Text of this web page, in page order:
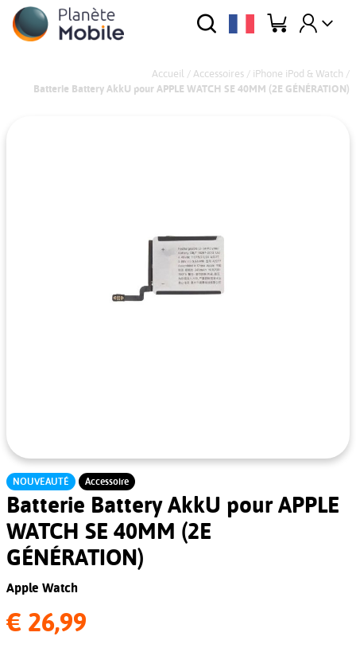
Accueil / Accessoires / iPhone iPod & Watch /
Batterie Battery AkkU pour APPLE WATCH SE 40MM (2E GÉNÉRATION)
NOUVEAUTÉ Accessoire
Batterie Battery AkkU pour APPLE
WATCH SE 40MM (2E
GÉNÉRATION)
Apple Watch
€ 26,99